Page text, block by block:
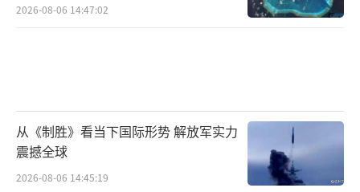
频中那句铿锵誓言随战舰的航迹传向远海，它
国不惹事，但也不怕事；中国军人珍爱和平，
但更懂得如何守护和平。这段视频展现的不仅
是一支军队的强大，更是一个民族的觉醒。
（责
2026-08-06 14:47:02
从《制胜》看当下国际形势 解放军实力
震撼全球
2026-08-06 14:45:19